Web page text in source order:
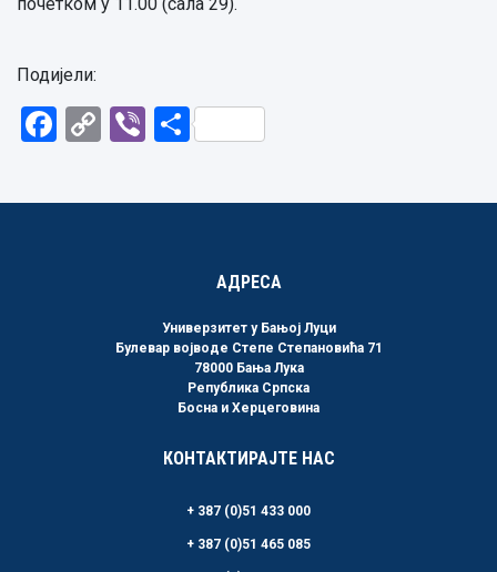
Подијели:
Facebook
CopyViberShare
АДРЕСА
Универзитет у Бањој Луци
Булевар војводе Степе Степановића 71
78000 Бања Лука
Република Српска
Босна и Херцеговина
КОНТАКТИРАЈТЕ НАС
+ 387 (0)51 433 000
+ 387 (0)51 465 085